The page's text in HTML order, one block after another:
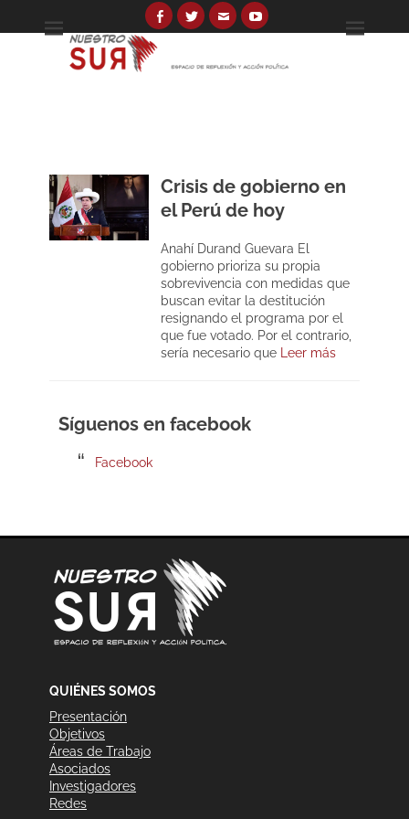
Facebook
TwitterEmailYouTube
Espacio de reflexión y acción política
Crisis de gobierno en
el Perú de hoy
Anahí Durand Guevara El
gobierno prioriza su propia
sobrevivencia con medidas que
buscan evitar la destitución
resignando el programa por el
que fue votado. Por el contrario,
sería necesario que
Leer más
Síguenos en facebook
Facebook
QUIÉNES SOMOS
Presentación
Objetivos
Áreas de Trabajo
Asociados
Investigadores
Redes